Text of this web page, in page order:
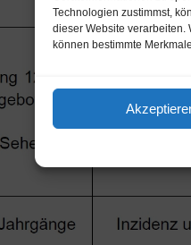
Technologien zustimmst,
dieser Website verarbeiten.
können bestimmte